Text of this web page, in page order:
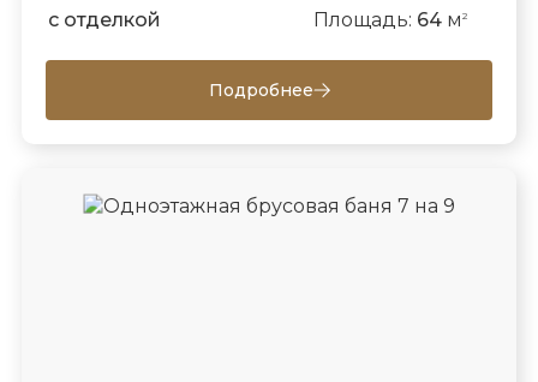
с отделкой
Площадь: 64м 2
Подробнее